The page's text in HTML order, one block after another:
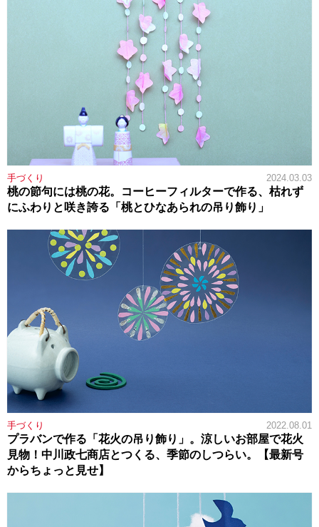
手づくり 2024.03.03
桃の節句には桃の花。コーヒーフィルターで作る、枯れず
にふわりと咲き誇る「桃とひなあられの吊り飾り」
手づくり 2022.08.01
プラバンで作る「花火の吊り飾り」。涼しいお部屋で花火
見物！中川政七商店とつくる、季節のしつらい。【最新号
からちょっと見せ】